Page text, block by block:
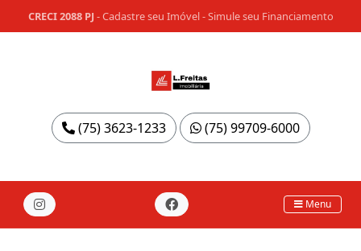
CRECI 2088 PJ -Cadastre seu Imóvel-Simule seu Financiamento
(75) 3623-1233 (75) 99709-6000
Menu